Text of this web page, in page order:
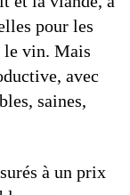
pour les
le vin. Mais
avec
saines,
à un prix